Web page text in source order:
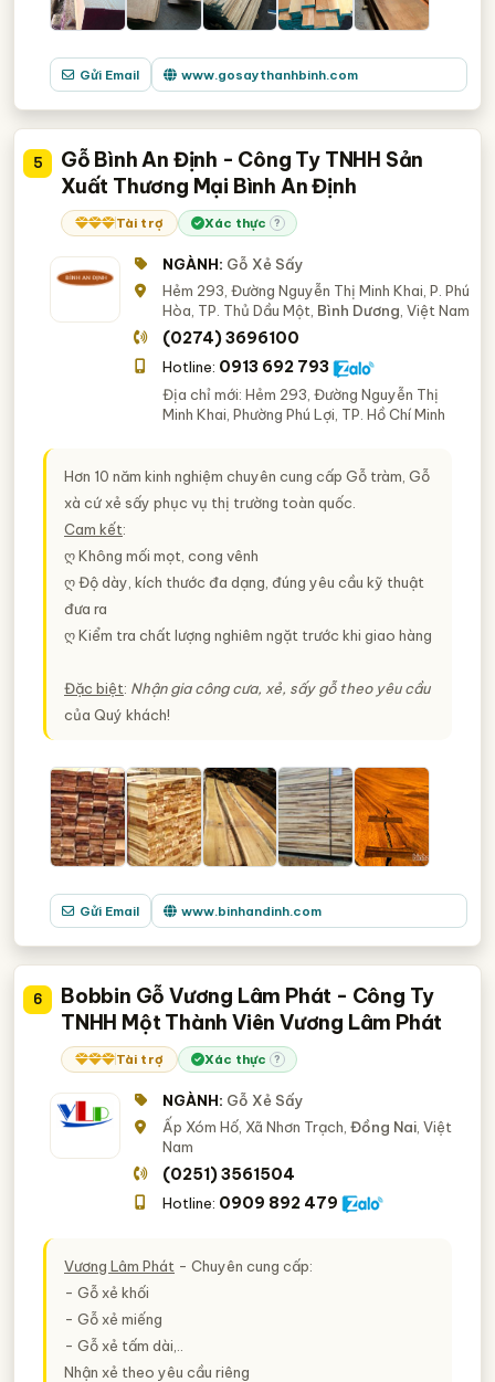
Gửi Email www.gosaythanhbinh.com
5
Gỗ Bình An Định - Công Ty TNHH Sản
Xuất Thương Mại Bình An Định
Tài trợ Xác thực ?
NGÀNH: Gỗ Xẻ Sấy
Hẻm 293, Đường Nguyễn Thị Minh Khai, P. Phú
Hòa, TP. Thủ Dầu Một, Bình Dương , Việt Nam
(0274) 3696100
Hotline: 0913 692 793
Địa chỉ mới: Hẻm 293, Đường Nguyễn Thị
Minh Khai, Phường Phú Lợi, TP. Hồ Chí Minh
Hơn 10 năm kinh nghiệm chuyên cung cấp Gỗ tràm, Gỗ
xà cứ xẻ sấy phục vụ thị trường toàn quốc.
Cam kết:
ღ Không mối mọt, cong vênh
ღ Độ dày, kích thước đa dạng, đúng yêu cầu kỹ thuật
đưa ra
ღ Kiểm tra chất lượng nghiêm ngặt trước khi giao hàng
Đặc biệt: Nhận gia công cưa, xẻ, sấy gỗ theo yêu cầu
của Quý khách!
Gửi Email www.binhandinh.com
6
Bobbin Gỗ Vương Lâm Phát - Công Ty
TNHH Một Thành Viên Vương Lâm Phát
Tài trợ Xác thực ?
NGÀNH: Gỗ Xẻ Sấy
Ấp Xóm Hố, Xã Nhơn Trạch,Đồng Nai , Việt
Nam
(0251) 3561504
Hotline: 0909 892 479
Vương Lâm Phát - Chuyên cung cấp:
- Gỗ xẻ khối
- Gỗ xẻ miếng
- Gỗ xẻ tấm dài,..
Nhận xẻ theo yêu cầu riêng